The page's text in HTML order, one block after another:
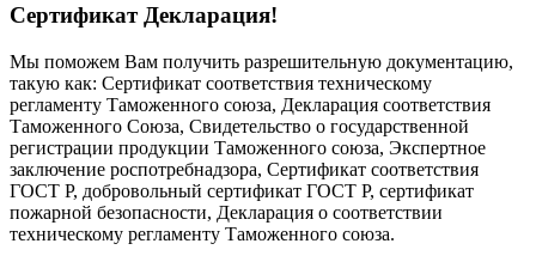
Сертификат Декларация!
Мы поможем Вам получить разрешительную документацию,
такую как: Сертификат соответствия техническому
регламенту Таможенного союза, Декларация соответствия
Таможенного Союза, Свидетельство о государственной
регистрации продукции Таможенного союза, Экспертное
заключение роспотребнадзора, Сертификат соответствия
ГОСТ Р, добровольный сертификат ГОСТ Р, сертификат
пожарной безопасности, Декларация о соответствии
техническому регламенту Таможенного союза.